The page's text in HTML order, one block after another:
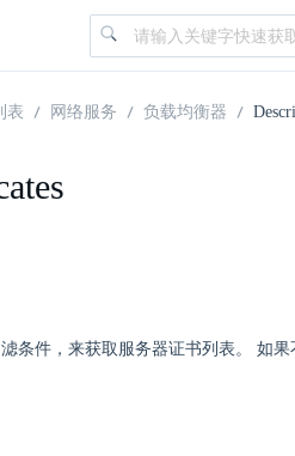
表 网络服务 负载均衡器
条件，来获取服务器证书列表。 如果